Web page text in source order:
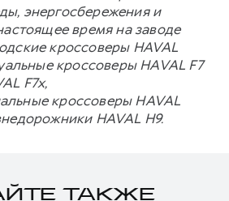
энергосбережения и
время на заводе
кроссоверы HAVAL
кроссоверы HAVAL F7
F7x,
кроссоверы HAVAL
HAVAL H9.
ТАКЖЕ